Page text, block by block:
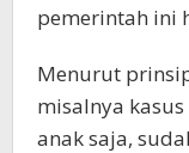
pemerintah ini
Menurut
misalnya
anak saja,